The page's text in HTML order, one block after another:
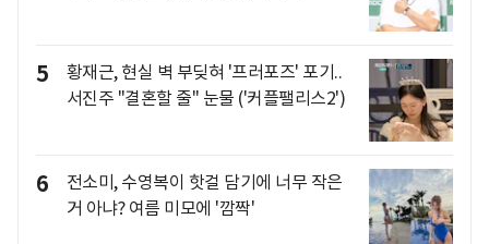
5
황재근, 현실 벽 부딪혀 '프러포즈' 포기..
서진주 "결혼할 줄" 눈물 ('커플팰리스2')
6
전소미, 수영복이 핫걸 담기에 너무 작은
거 아냐? 여름 미모에 '깜짝'